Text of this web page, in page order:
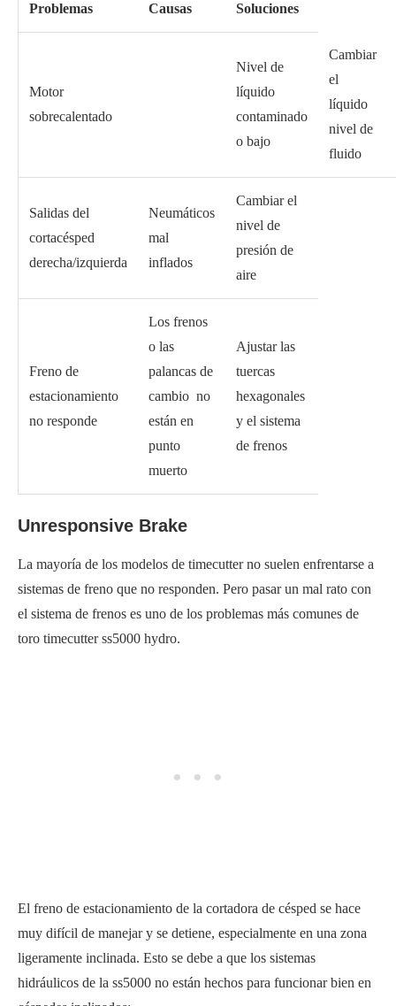
Problemas Causas Soluciones
Motor
sobrecalentado
Nivel de
líquido
contaminado
o bajo
Cambiar
el
líquido
nivel de
fluido
Salidas del
cortacésped
derecha/izquierda
Neumáticos
mal
inflados
Cambiar el
nivel de
presión de
aire
Freno de
estacionamiento
no responde
Los frenos
o las
palancas de
cambio no
están en
punto
muerto
Ajustar las
tuercas
hexagonales
y el sistema
de frenos
Unresponsive Brake
La mayoría de los modelos de timecutter no suelen enfrentarse a
sistemas de freno que no responden. Pero pasar un mal rato con
el sistema de frenos es uno de los problemas más comunes de
toro timecutter ss5000 hydro.
El freno de estacionamiento de la cortadora de césped se hace
muy difícil de manejar y se detiene, especialmente en una zona
ligeramente inclinada. Esto se debe a que los sistemas
hidráulicos de la ss5000 no están hechos para funcionar bien en